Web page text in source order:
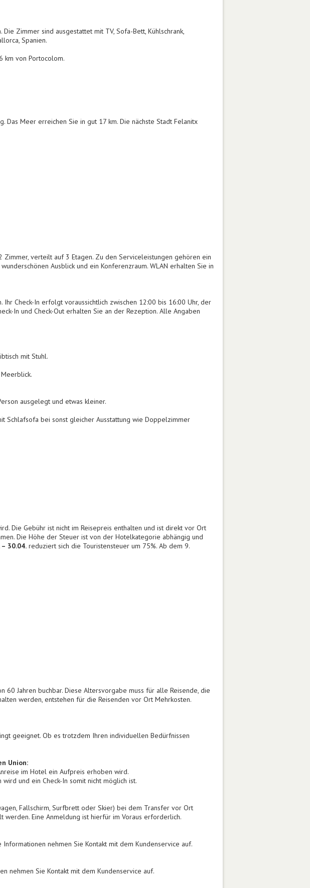
Zimmer sind ausgestattet mit TV, Sofa-Bett, Kühlschrank,
Spanien.
km von Portocolom.
Meer erreichen Sie in gut 17 km. Die nächste Stadt Felanitx
verteilt auf 3 Etagen. Zu den Serviceleistungen gehören ein
Ausblick und ein Konferenzraum. WLAN erhalten Sie in
Check-In erfolgt voraussichtlich zwischen 12:00 bis 16:00 Uhr, der
In und Check-Out erhalten Sie an der Rezeption. Alle Angaben
mit Stuhl.
ausgelegt und etwas kleiner.
Schlafsofa bei sonst gleicher Ausstattung wie Doppelzimmer
Die Gebühr ist nicht im Reisepreis enthalten und ist direkt vor Ort
Die Höhe der Steuer ist von der Hotelkategorie abhängig und
– 30.04. reduziert sich die Touristensteuer um 75%. Ab dem 9.
Jahren buchbar. Diese Altersvorgabe muss für alle Reisende, die
werden, entstehen für die Reisenden vor Ort Mehrkosten.
geeignet. Ob es trotzdem Ihren individuellen Bedürfnissen
Union:
im Hotel ein Aufpreis erhoben wird.
und ein Check-In somit nicht möglich ist.
Fallschirm, Surfbrett oder Skier) bei dem Transfer vor Ort
werden. Eine Anmeldung ist hierfür im Voraus erforderlich.
nehmen Sie Kontakt mit dem Kundenservice auf.
nehmen Sie Kontakt mit dem Kundenservice auf.